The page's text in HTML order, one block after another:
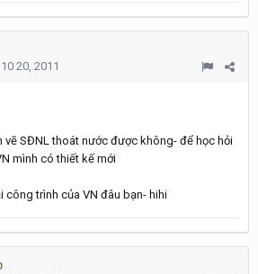
20, 2011
vẽ SĐNL thoát nước được không- để học hỏi
mình có thiết kế mới
công trình của VN đâu bạn- hihi